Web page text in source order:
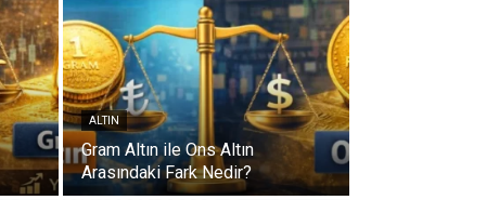
ALTIN
Gram Altın ile Ons Altın
Arasındaki Fark Nedir?